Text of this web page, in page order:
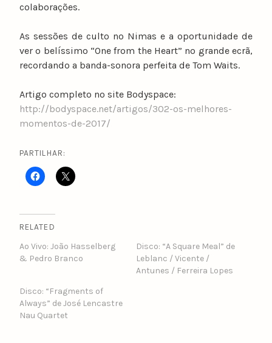
colaborações.
As sessões de culto no Nimas e a oportunidade de
ver o belíssimo “One from the Heart” no grande ecrã,
recordando a banda-sonora perfeita de Tom Waits.
Artigo completo no site Bodyspace:
http://bodyspace.net/artigos/302-os-melhores-
momentos-de-2017/
PARTILHAR:
RELATED
Ao Vivo: João Hasselberg
& Pedro Branco
Disco: “A Square Meal” de
Leblanc / Vicente /
Antunes / Ferreira Lopes
Disco: “Fragments of
Always” de José Lencastre
Nau Quartet